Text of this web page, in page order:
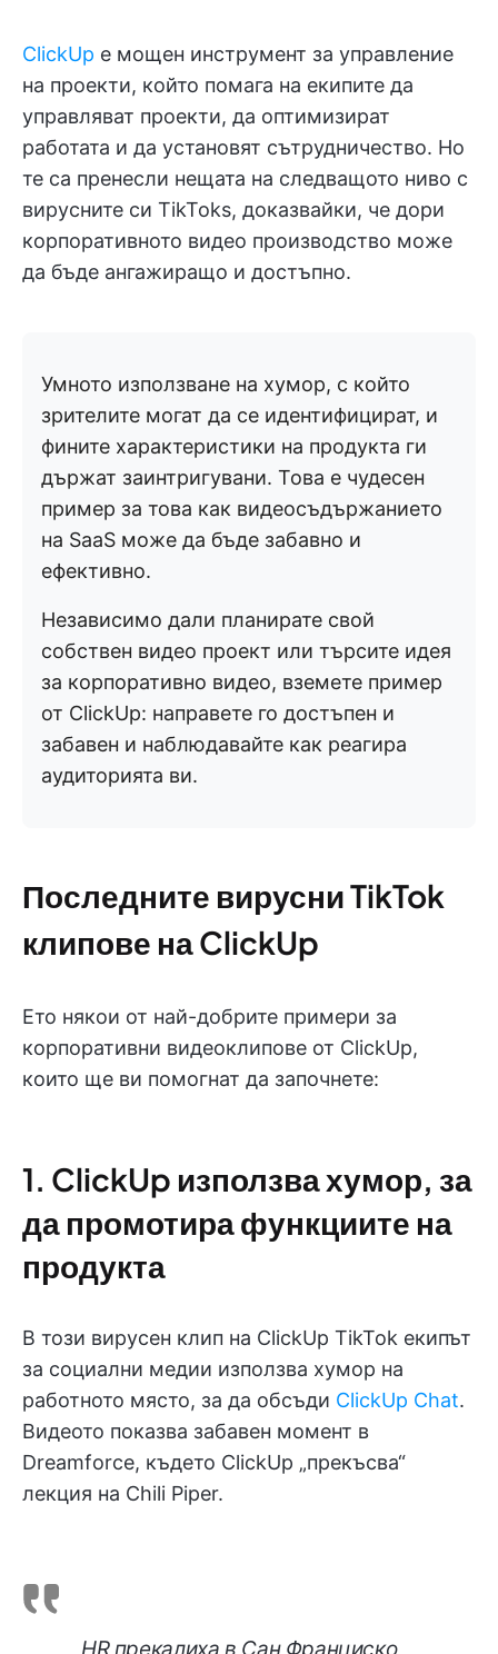
ClickUp е мощен инструмент за управление
на проекти, който помага на екипите да
управляват проекти, да оптимизират
работата и да установят сътрудничество. Но
те са пренесли нещата на следващото ниво с
вирусните си TikToks, доказвайки, че дори
корпоративното видео производство може
да бъде ангажиращо и достъпно.
Умното използване на хумор, с който
зрителите могат да се идентифицират, и
фините характеристики на продукта ги
държат заинтригувани. Това е чудесен
пример за това как видеосъдържанието
на SaaS може да бъде забавно и
ефективно.
Независимо дали планирате свой
собствен видео проект или търсите идея
за корпоративно видео, вземете пример
от ClickUp: направете го достъпен и
забавен и наблюдавайте как реагира
аудиторията ви.
Последните вирусни TikTok
клипове на ClickUp
Ето някои от най-добрите примери за
корпоративни видеоклипове от ClickUp,
които ще ви помогнат да започнете:
1. ClickUp използва хумор, за
да промотира функциите на
продукта
В този вирусен клип на ClickUp TikTok екипът
за социални медии използва хумор на
работното място, за да обсъди ClickUp Chat.
Видеото показва забавен момент в
Dreamforce, където ClickUp „прекъсва“
лекция на Chili Piper.